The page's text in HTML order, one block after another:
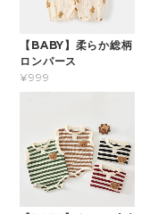
【BABY】柔らか総柄
ロンパース
¥999